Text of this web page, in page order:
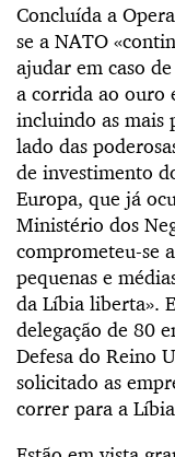
Concluída a
se a NATO
ajudar em caso
a corrida ao ouro
incluindo as mais
lado das
de investimento
Europa, que já
Ministério dos
comprometeu-se
pequenas e
da Líbia liberta».
delegação de 80
Defesa do Reino
solicitado as
correr para a